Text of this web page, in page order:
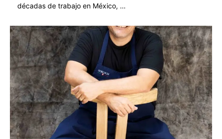
décadas de trabajo en México, …